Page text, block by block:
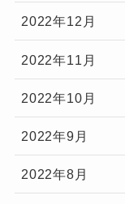
2022年12月
2022年11月
2022年10月
2022年9月
2022年8月